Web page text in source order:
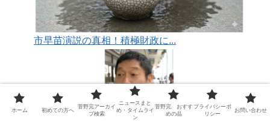
市早苗演説の真相！積極財政に...
菅
ホーム 初めての方へ
菅野完アーカイ
ブ検索
ニュースまと
め・タイムライ
ン
菅野完 おすす
めの品
プライバシーポ
リシー
お問い合わせ